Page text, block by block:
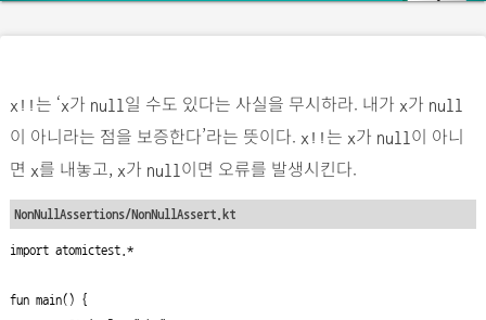
u
s
x!! 는 ‘x가 null 일 수도 있다는 사실을 무시하라. 내가 x가 null
이 아니라는 점을 보증한다’라는 뜻이다. x!! 는 x가 null 이 아니
면 x를 내놓고, x가 null 이면 오류를 발생시킨다.
NonNullAssertions/NonNullAssert.kt
import atomictest.*
fun main() {